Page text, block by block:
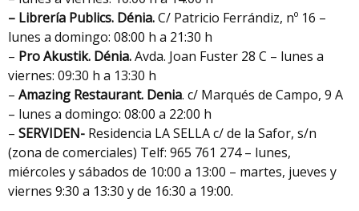
– Librería Publics. Dénia.C/ Patricio Ferrándiz, nº 16 –
lunes a domingo: 08:00 h a 21:30 h
– Pro Akustik. Dénia.Avda. Joan Fuster 28 C – lunes a
viernes: 09:30 h a 13:30 h
– Amazing Restaurant. Denia. c/ Marqués de Campo, 9 A
– lunes a domingo: 08:00 a 22:00 h
– SERVIDEN- Residencia LA SELLA c/ de la Safor, s/n
(zona de comerciales) Telf: 965 761 274 – lunes,
miércoles y sábados de 10:00 a 13:00 – martes, jueves y
viernes 9:30 a 13:30 y de 16:30 a 19:00.